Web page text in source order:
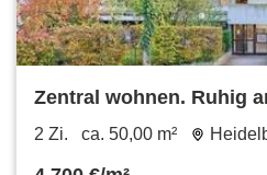
Zentral wohnen. Ruhig
Zukunftssicher
2 Zi. ca. 50,00 m²